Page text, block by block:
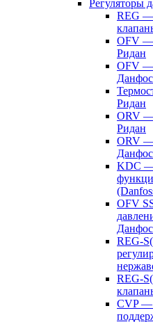
Регуляторы
REG —
OFV —
Ридан
OFV —
Ридан
ORV —
Ридан
ORV —
KDC —
OFV
REG-
REG-
CVP —